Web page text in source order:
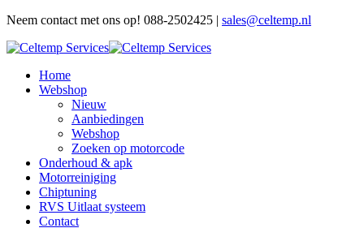
Neem contact met ons op! 088-2502425 | sales@celtemp.nl
Home
Webshop
Nieuw
Aanbiedingen
Webshop
Zoeken op motorcode
Onderhoud & apk
Motorreiniging
Chiptuning
RVS Uitlaat systeem
Contact